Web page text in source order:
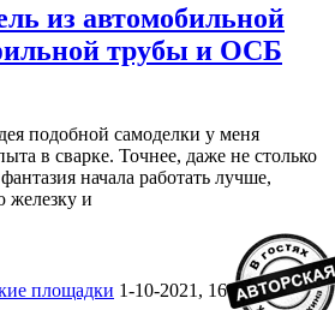
из автомобильной
трубы и ОСБ
подобной самоделки у меня
в сварке. Точнее, даже не столько
начала работать лучше,
железку и
площадки 1-10-2021, 16:04 5